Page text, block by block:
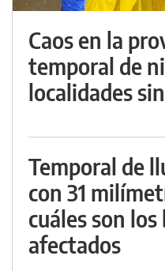
Caos en la
temporal de
localidades
Temporal de
con 31
cuáles son
afectados